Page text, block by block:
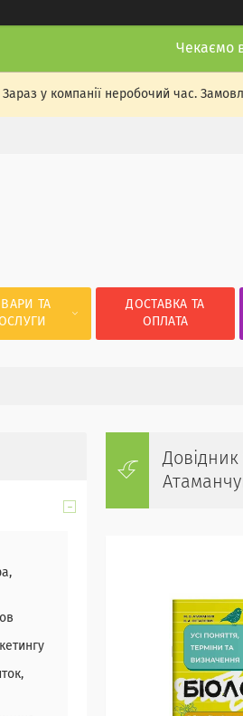
Чекаємо
Зараз у компанії неробочий час.
ТА
ДОСТАВКА ТА
ОПЛАТА
Довідник